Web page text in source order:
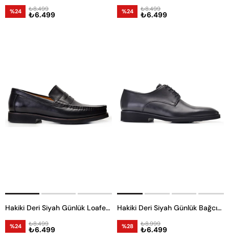
%24 ₺6.499
₺8.499 %24 ₺6.499
₺8.499
Hakiki Deri Siyah Günlük Loafer Erkek Ayakkabı -8695-
%24 ₺6.499
₺8.499
Hakiki Deri Siyah Günlük Bağcıklı Erkek Ayakkabı -11923-
%28 ₺6.499
₺8.999